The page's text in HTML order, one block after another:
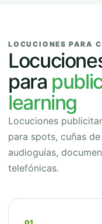
LOCUCIONES PARA
para
learning
Locuciones
para spots, cuñas
audioguías,
telefónicas.